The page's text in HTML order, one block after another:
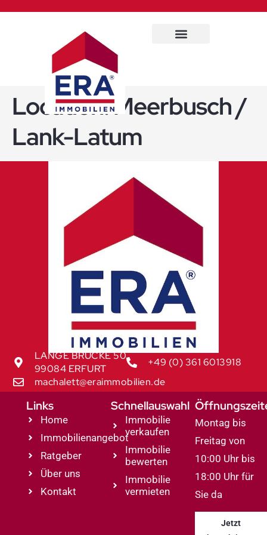
Location:Meerbusch /
Lank-Latum
LANGE BRÜCKE 50
99084 ERFURT
+49 (0) 361 6013918
machalett@eraimmobilien.de
Links
Home
Immobilienangebot
Ratgeber
Über uns
Kontakt
Schnellauswahl
Immobilie
verkaufen
Immobilie
bewerten
Immobilie
vermieten
Montag bis
Freitag von
10:00 Uhr bis
18:00 Uhr für
Sie da
Jetzt